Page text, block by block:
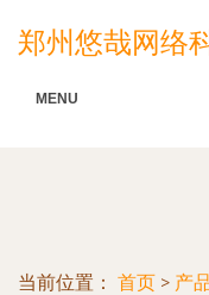
郑州悠哉网络
MENU
当前位置： 首页 > 产